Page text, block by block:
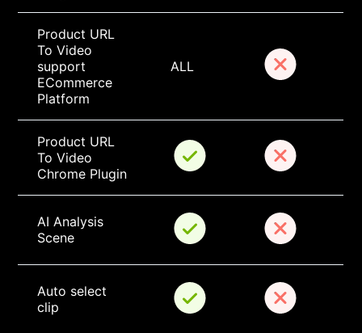
Product URL
To Video
support
ECommerce
Platform
ALL
Product URL
To Video
Chrome Plugin
AI Analysis
Scene
Auto select
clip